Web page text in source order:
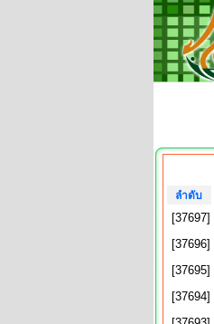
ลำดับ
[37697]
[37696]
[37695]
[37694]